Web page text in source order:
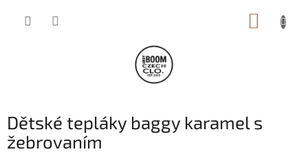
Dětské tepláky baggy karamel s
žebrovaním